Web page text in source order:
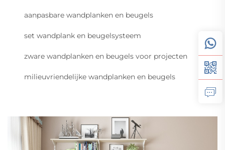
aanpasbare wandplanken en beugels
set wandplank en beugelsysteem
zware wandplanken en beugels voor projecten
milieuvriendelijke wandplanken en beugels